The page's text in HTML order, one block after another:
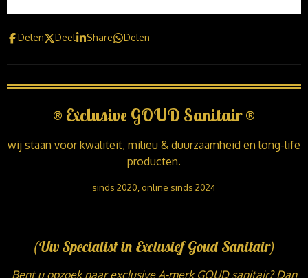
Delen Deel Share Delen
® Exclusive GOUD Sanitair®
wij staan voor kwaliteit, milieu & duurzaamheid en long-life
producten.
sinds 2020, online sinds 2024
(Uw Specialist in Exclusief Goud Sanitair)
Bent u opzoek naar exclusive A-merk GOUD sanitair? Dan